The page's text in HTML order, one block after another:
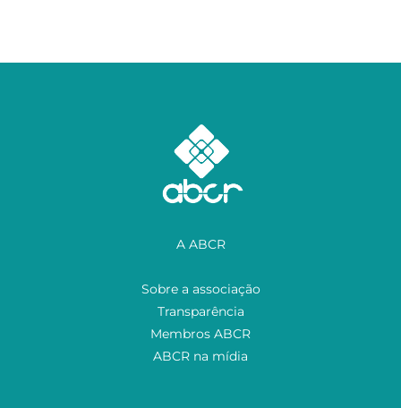
A ABCR
Sobre a associação
Transparência
Membros ABCR
ABCR na mídia